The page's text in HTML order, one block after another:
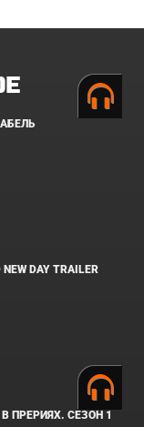
DAY TRAILER
ПРЕРИЯХ. СЕЗОН 1